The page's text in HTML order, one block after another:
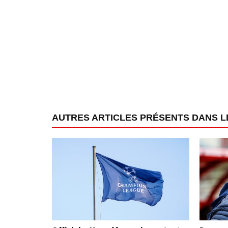
AUTRES ARTICLES PRÉSENTS DANS